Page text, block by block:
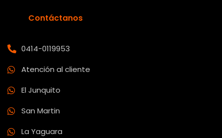
Contáctanos
0414-0119953
Atención al cliente
El Junquito
San Martin
La Yaguara